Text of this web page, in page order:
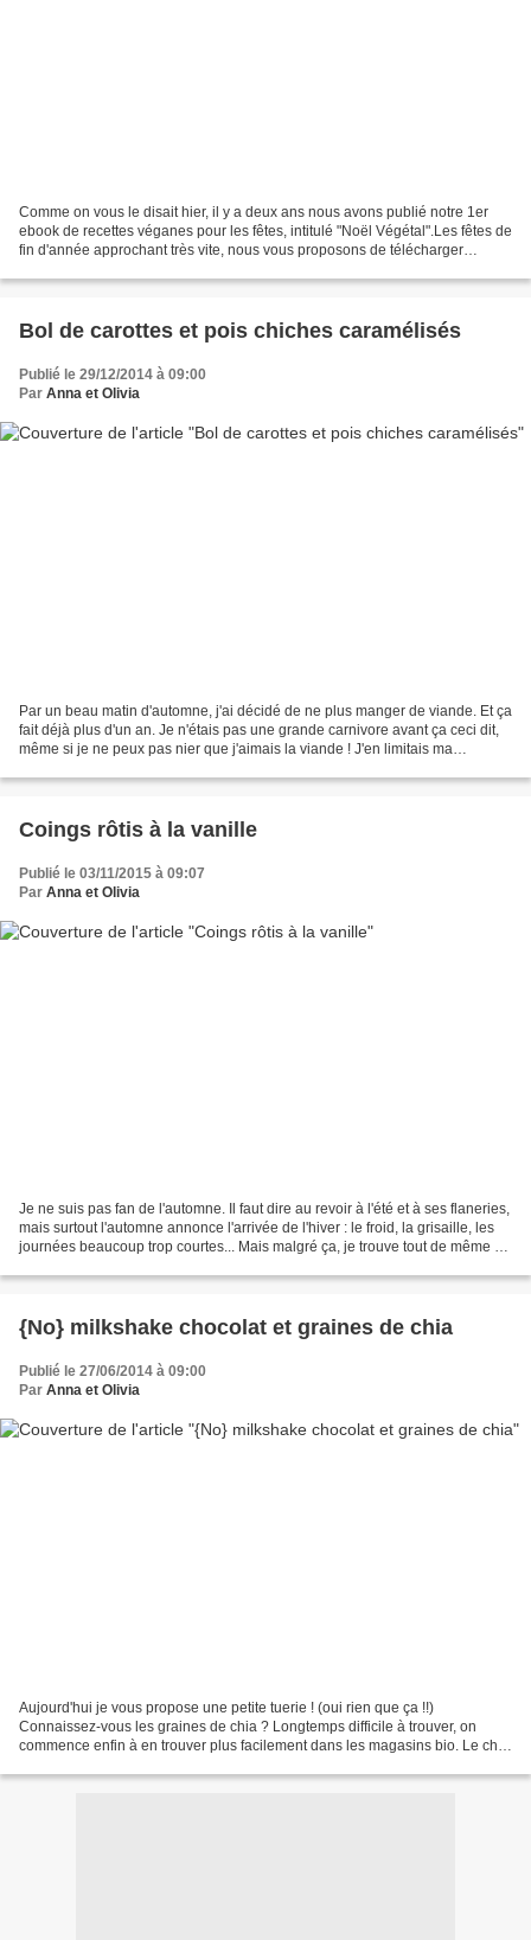
Comme on vous le disait hier, il y a deux ans nous avons publié notre 1er
ebook de recettes véganes pour les fêtes, intitulé "Noël Végétal".Les fêtes de
fin d'année approchant très vite, nous vous proposons de télécharger
Bol de carottes et pois chiches caramélisés
Publié le 29/12/2014 à 09:00
Par Anna et Olivia
Par un beau matin d'automne, j'ai décidé de ne plus manger de viande. Et ça
fait déjà plus d'un an. Je n'étais pas une grande carnivore avant ça ceci dit,
même si je ne peux pas nier que j'aimais la viande ! J'en limitais ma
Coings rôtis à la vanille
Publié le 03/11/2015 à 09:07
Par Anna et Olivia
Je ne suis pas fan de l'automne. Il faut dire au revoir à l'été et à ses flaneries,
mais surtout l'automne annonce l'arrivée de l'hiver : le froid, la grisaille, les
journées beaucoup trop courtes... Mais malgré ça, je trouve tout de même du
{No} milkshake chocolat et graines de chia
Publié le 27/06/2014 à 09:00
Par Anna et Olivia
Aujourd'hui je vous propose une petite tuerie ! (oui rien que ça !!)
Connaissez-vous les graines de chia ? Longtemps difficile à trouver, on
commence enfin à en trouver plus facilement dans les magasins bio. Le chia